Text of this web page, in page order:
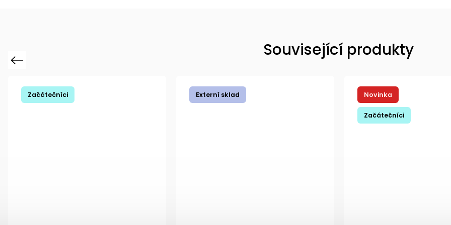
Související produkty
Previous
Začátečníci Začátečníci Začátečníci